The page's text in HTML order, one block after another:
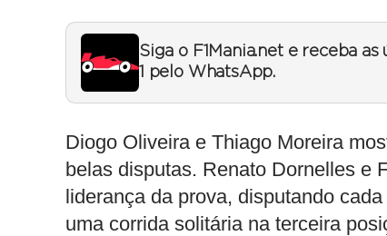
Siga o F1Mania.net e receba
1 pelo WhatsApp.
Diogo Oliveira e Thiago Moreira
belas disputas. Renato Dornelles e
liderança da prova, disputando
uma corrida solitária na terceira